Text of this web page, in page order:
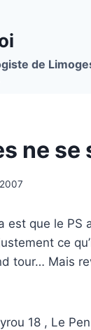
de
ne
est que le
ce
tour… Mais
18 , Le